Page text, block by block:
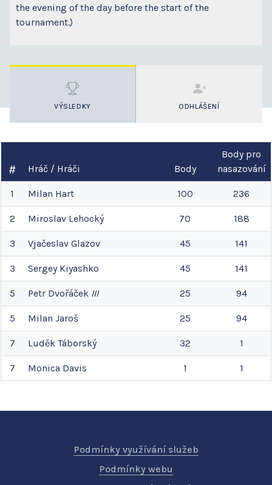
the evening of the day before the start of the
tournament.)
VÝSLEDKY ODHLÁŠENÍ
Hráč / Hráči Body
Body pro
nasazování
1 Milan Hart 100 236
2 Miroslav Lehocký 70 188
3 Vjačeslav Glazov 45 141
3 Sergey Kiyashko 45 141
5 Petr Dvořáček III 25 94
5 Milan Jaroš 25 94
7 Luděk Táborský 32 1
7 Monica Davis 1 1
Podmínky využívání služeb
Podmínky webu